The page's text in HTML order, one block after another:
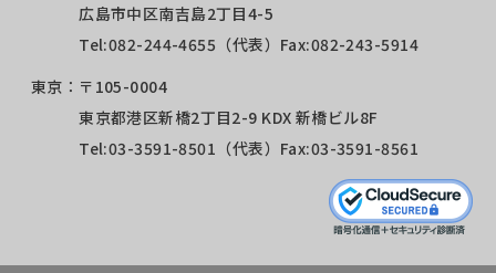
広島市中区南吉島2丁目4-5
Tel:082-244-4655 （代表）Fax:082-243-5914
東京： 〒105-0004
東京都港区新橋2丁目2-9 KDX 新橋ビル8F
Tel:03-3591-8501 （代表）Fax:03-3591-8561